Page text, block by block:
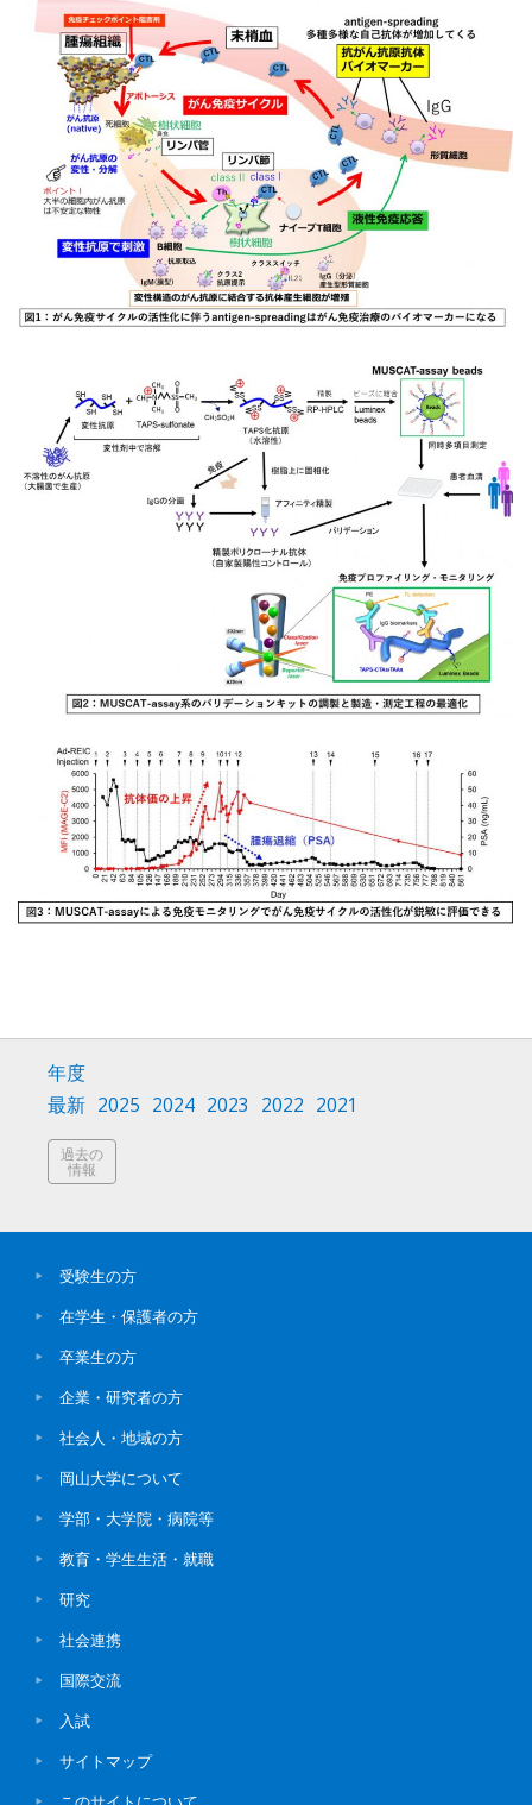
年度
最新 2025 2024 2023 2022 2021
過去の
情報
受験生の方
在学生・保護者の方
卒業生の方
企業・研究者の方
社会人・地域の方
岡山大学について
学部・大学院・病院等
教育・学生生活・就職
研究
社会連携
国際交流
入試
サイトマップ